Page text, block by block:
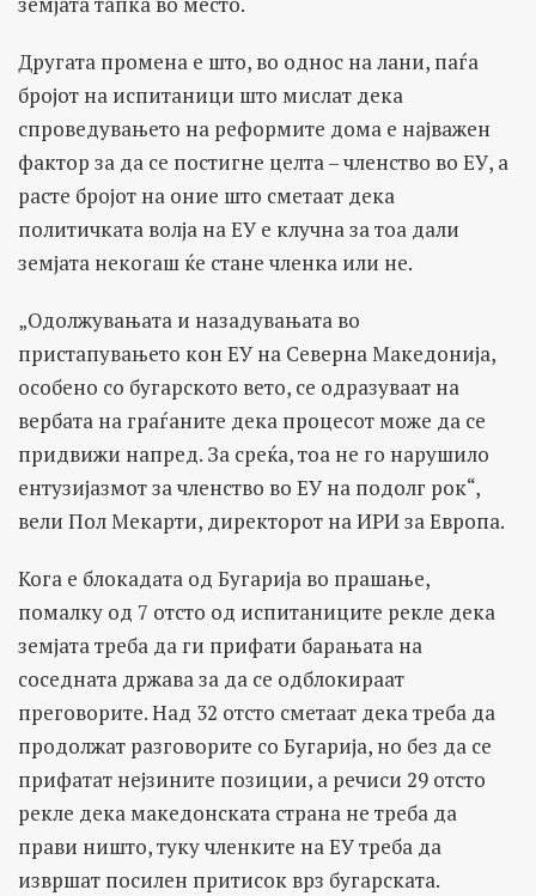
Другата промена е што, во однос на лани, паѓа
бројот на испитаници што мислат дека
спроведувањето на реформите дома е најважен
фактор за да се постигне целта – членство во ЕУ, а
расте бројот на оние што сметаат дека
политичката волја на ЕУ е клучна за тоа дали
земјата некогаш ќе стане членка или не.
„Одолжувањата и назадувањата во
пристапувањето кон ЕУ на Северна Македонија,
особено со бугарското вето, се одразуваат на
вербата на граѓаните дека процесот може да се
придвижи напред. За среќа, тоа не го нарушило
ентузијазмот за членство во ЕУ на подолг рок“,
вели Пол Мекарти, директорот на ИРИ за Европа.
Кога е блокадата од Бугарија во прашање,
помалку од 7 отсто од испитаниците рекле дека
земјата треба да ги прифати барањата на
соседната држава за да се одблокираат
преговорите. Над 32 отсто сметаат дека треба да
продолжат разговорите со Бугарија, но без да се
прифатат нејзините позиции, а речиси 29 отсто
рекле дека македонската страна не треба да
прави ништо, туку членките на ЕУ треба да
извршат посилен притисок врз бугарската.